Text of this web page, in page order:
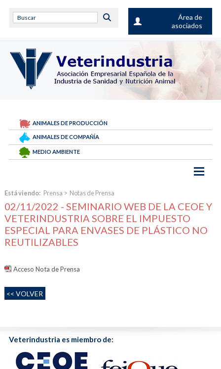
Área de
asociados
ANIMALES DE PRODUCCIÓN
ANIMALES DE COMPAÑÍA
MEDIO AMBIENTE
Está viendo: Prensa > Notas de Prensa
02/11/2022 - SEMINARIO WEB DE LA CEOE Y
VETERINDUSTRIA SOBRE EL IMPUESTO
ESPECIAL PARA ENVASES DE PLÁSTICO NO
REUTILIZABLES
Acceso Nota de Prensa
<< VOLVER
Veterindustria es miembro de: